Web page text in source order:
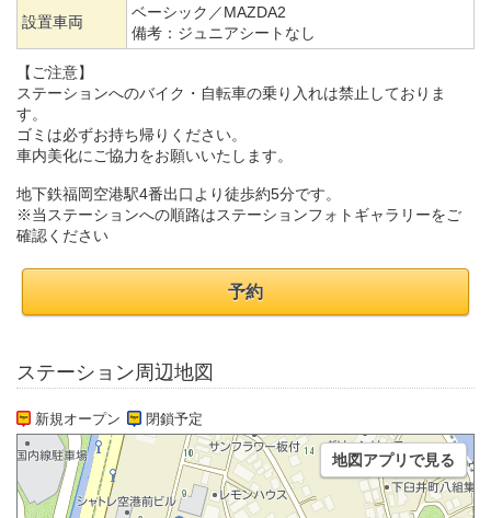
設置車両
ベーシック／MAZDA2
備考： ジュニアシートなし
【ご注意】
ステーションへのバイク・自転車の乗り入れは禁止しておりま
す。
ゴミは必ずお持ち帰りください。
車内美化にご協力をお願いいたします。
地下鉄福岡空港駅4番出口より徒歩約5分です。
※当ステーションへの順路はステーションフォトギャラリーをご
確認ください
予約
ステーション周辺地図
新規オープン 閉鎖予定
地図アプリで見る